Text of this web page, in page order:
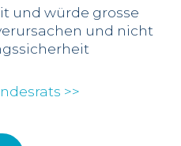
und würde grosse
und nicht
>>